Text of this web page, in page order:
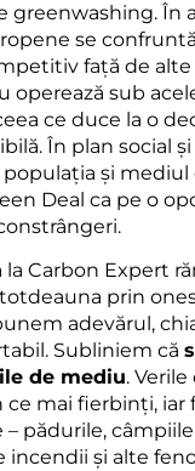
greenwashing. În
se
față de
operează sub
ce duce la o
În plan social
și mediul
Deal ca pe o
la Carbon Expert
prin
adevărul,
Subliniem că
de mediu.
ce mai fierbinți, iar
pădurile,
incendii și alte